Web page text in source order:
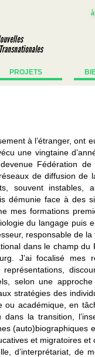
PROJETS
à l’étranger, ont
une vingtaine
Fédération
de diffusion de
souvent instables,
démunie face à des
mes formations
du langage puis
responsable de
dans le champ du
J’ai focalisé mes
selon une
stratégies des
académique, en
la transition,
(auto)biographiques
et migratoires et
d’interprétariat, de